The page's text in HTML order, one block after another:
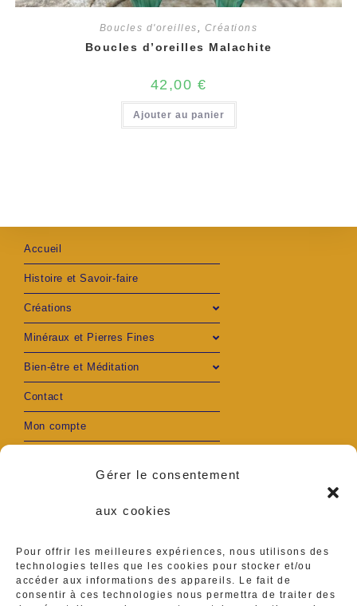
Gérer le consentement
aux cookies
Pour offrir les meilleures expériences, nous utilisons des
technologies telles que les cookies pour stocker et/ou
accéder aux informations des appareils. Le fait de
consentir à ces technologies nous permettra de traiter des
Boucles d'oreilles, Créations
Boucles d’oreilles Malachite
42,00 €
Ajouter au panier
Accueil
Histoire et Savoir-faire
Créations
Minéraux et Pierres Fines
Bien-être et Méditation
Contact
Mon compte
dans
un
dans
un
Adresse :
Ambares et Lagrave
Téléphone :